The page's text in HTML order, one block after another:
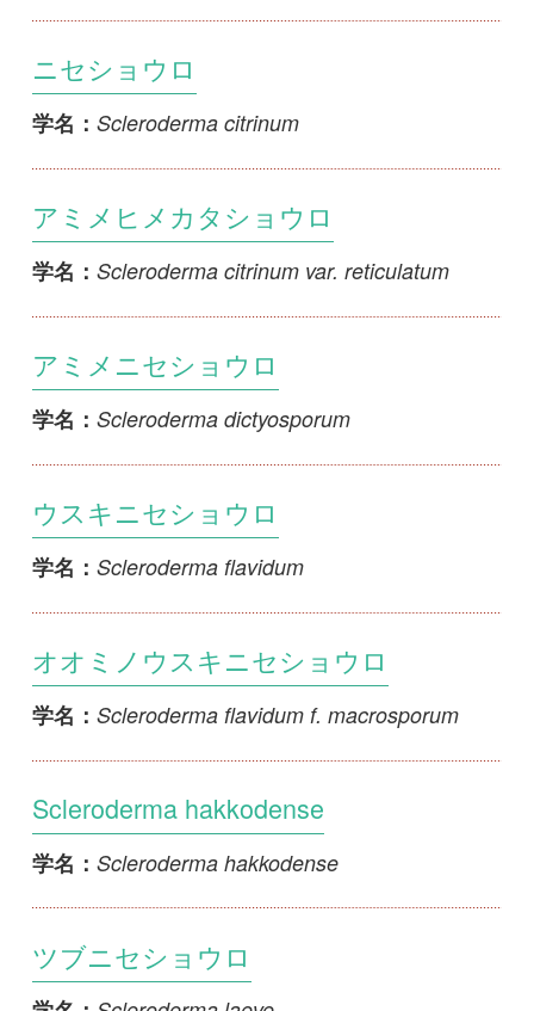
学名：Scleroderma dictyosporum
学名： Scleroderma flavidum
オオミノウスキニセショウロ
Scleroderma hakkodense
ツブニセショウロ
学名： Scleroderma laeve
コタマネギモドキ
学名：
学名：Scleroderma polyrhizum
フトネノニセショウロ
学名：Scleroderma radicans